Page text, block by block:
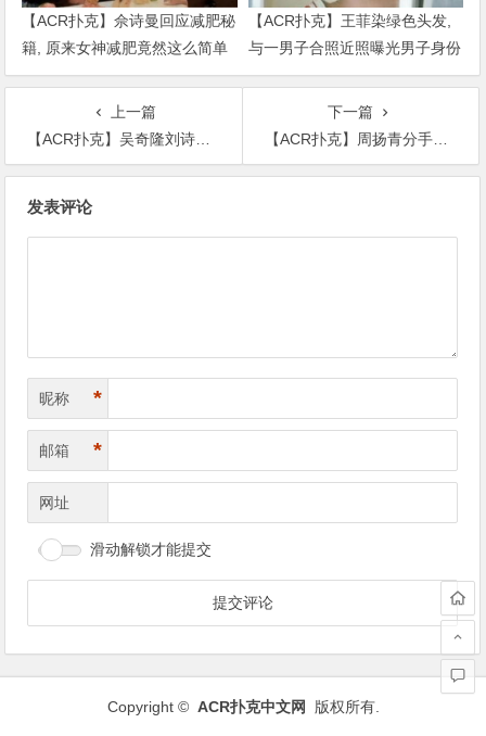
【ACR扑克】佘诗曼回应减肥秘
籍, 原来女神减肥竟然这么简单
【ACR扑克】王菲染绿色头发,
与一男子合照近照曝光男子身份
被扒出
上一篇
【ACR扑克】吴奇隆刘诗诗合照分享美好时刻，点赞
下一篇
【ACR扑克】周扬青分手理由离谱似故意分手，牵扯出众多的秘密？
发表评论
昵称 *
邮箱 *
网址
滑动解锁才能提交
Copyright © ACR扑克中文网 版权所有.